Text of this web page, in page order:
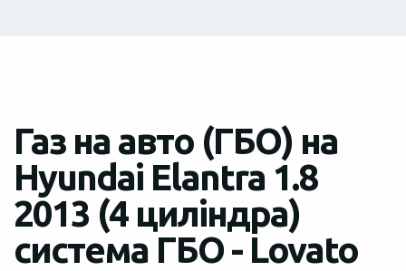
Газ на авто (ГБО) на
Hyundai Elantra 1.8
2013 (4 циліндра)
система ГБО - Lovato